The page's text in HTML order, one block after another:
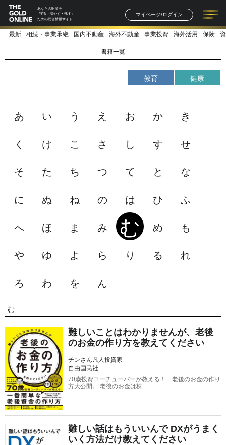
あなたの財産を
「守る・増やす・残す」
ための総合情報サイト
マイページ/ログイン
記事一覧 連載一覧
著者一覧 書籍一覧
最新 相続・事業承継 国内不動産 海外不動産 事業投資 海外活用 保険
書籍一覧
教育 健康
あ い う え お か き
く け こ さ し す せ
そ た ち つ て と な
に ぬ ね の は ひ ふ
へ ほ ま み む め も
や ゆ よ ら り る れ
ろ わ を ん
む
難しいことはわかりませんが、老後
のお金の作り方を教えてください
チンさん凡人投資家
自由国民社
70歳投資ユーチューバーが教える！ 老後のお金の作り
方大公開。 老後のお金は株…
難しい話はもういいんで DXがうまく
いく方法だけ教えてください